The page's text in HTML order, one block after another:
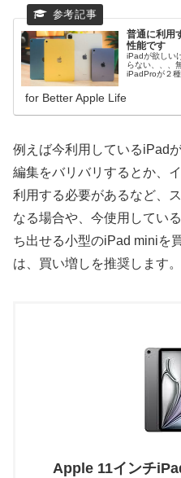
普通に利用
性能です
iPadが欲しい
らない、、、
iPadProが２
for Better Apple Life
例えば今利用しているiPad
編集をバリバリするとか、
利用する必要があるなど、
なる場合や、今使用してい
ち出せる小型のiPad miniを
は、買い増しを推奨します。
Apple 11インチ